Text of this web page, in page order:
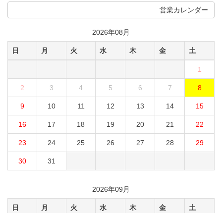
営業カレンダー
2026年08月
日 月 火 水 木 金 土
1
2 3 4 5 6 7 8
9 10 11 12 13 14 15
16 17 18 19 20 21 22
23 24 25 26 27 28 29
30 31
2026年09月
日 月 火 水 木 金 土